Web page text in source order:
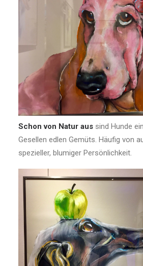
Schon von Natur aus sind Hunde
Gesellen edlen Gemüts. Häufig von
spezieller, blumiger Persönlichkeit.